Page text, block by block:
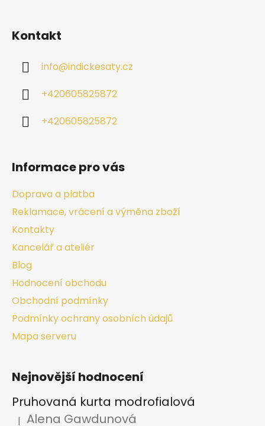
Kontakt
info@indickesaty.cz
+420605825872
+420605825872
Informace pro vás
Doprava a platba
Reklamace, vrácení a výměna zboží
Kontakty
Kancelář a ateliér
Blog
Hodnocení obchodu
Obchodní podmínky
Podmínky ochrany osobních údajů
Mapa serveru
Nejnovější hodnocení
Pruhovaná kurta modrofialová
| Alena Gawdunová